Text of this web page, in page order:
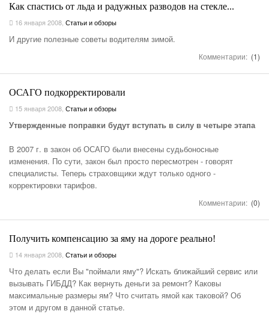
Как спастись от льда и радужных разводов на стекле...
16 января 2008 Статьи и обзоры
И другие полезные советы водителям зимой.
Комментарии: (1)
ОСАГО подкорректировали
15 января 2008 Статьи и обзоры
Утвержденные поправки будут вступать в силу в четыре этапа
В 2007 г. в закон об ОСАГО были внесены судьбоносные
изменения. По сути, закон был просто пересмотрен - говорят
специалисты. Теперь страховщики ждут только одного -
корректировки тарифов.
Комментарии: (0)
Получить компенсацию за яму на дороге реально!
14 января 2008 Статьи и обзоры
Что делать если Вы "поймали яму"? Искать ближайший сервис или
вызывать ГИБДД? Как вернуть деньги за ремонт? Каковы
максимальные размеры ям? Что считать ямой как таковой? Об
этом и другом в данной статье.